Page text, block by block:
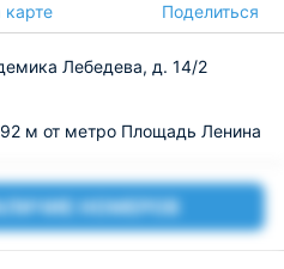
карте Поделиться
Лебедева, д. 14/2
м от метро Площадь Ленина
НОМЕРОВ